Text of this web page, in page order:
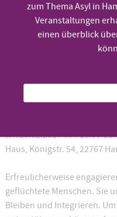
Fortbildung
am 28.02.2017 von 18.00-
Haus, Königstr. 54, 22767
Erfreulicherweise
geflüchtete Menschen. Sie
Bleiben und Integrieren.
zum Thema Asyl in
Veranstaltungen
einen überblick